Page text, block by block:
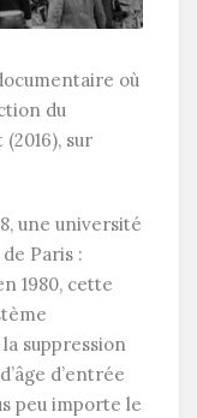
où
du
sur
une université
Paris :
1980, cette
suppression
d’entrée
peu importe le